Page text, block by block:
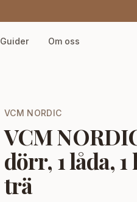
Guider Om oss
VCM NORDIC
VCM
dörr, 1 låda,
trä